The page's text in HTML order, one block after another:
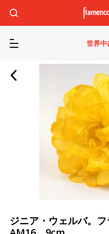
世界中
ジニア・ウェルバ。